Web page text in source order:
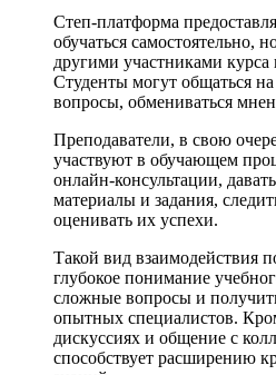
Степ-платформа
обучаться самостоятельно,
другими участниками курса
Студенты могут общаться
вопросы, обмениваться
Преподаватели, в свою
участвуют в обучающем
онлайн-консультации,
материалы и задания,
оценивать их успехи.
Такой вид взаимодействия
глубокое понимание
сложные вопросы и
опытных специалистов.
дискуссиях и общение с
способствует расширению